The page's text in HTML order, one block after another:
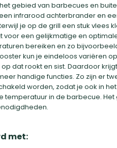
gebied van barbecues en
infrarood achterbrander en
je op de grill een stuk vlees
een gelijkmatige en
bereiken en zo
kun je eindeloos variëren
dat rookt en sist. Daardoor
handige functies. Zo zijn er
worden, zodat je ook in
temperatuur in de barbecue.
met: